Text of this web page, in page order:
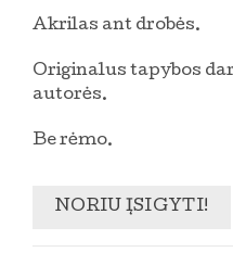
Akrilas ant drobės.
Originalus tapybos
autorės.
Be rėmo.
NORIU ĮSIGYTI!